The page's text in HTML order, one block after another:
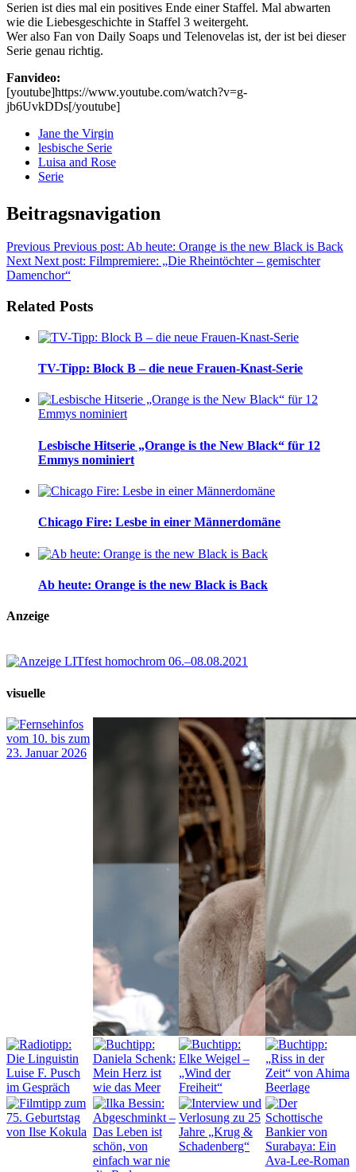
Serien ist dies mal ein positives Ende einer Staffel. Mal abwarten
wie die Liebesgeschichte in Staffel 3 weitergeht.
Wer also Fan von Daily Soaps und Telenovelas ist, der ist bei dieser
Serie genau richtig.
Fanvideo:
[youtube]https://www.youtube.com/watch?v=g-
jb6UvkDDs[/youtube]
Jane the Virgin
lesbische Serie
Luisa and Rose
Serie
Beitragsnavigation
Previous Previous post: Ab heute: Orange is the new Black is Back
Next Next post: Filmpremiere: „Die Rheintöchter – gemischter
Damenchor“
Related Posts
TV-Tipp: Block B – die neue Frauen-Knast-Serie
Lesbische Hitserie „Orange is the New Black“ für 12
Emmys nominiert
Chicago Fire: Lesbe in einer Männerdomäne
Ab heute: Orange is the new Black is Back
Anzeige
visuelle